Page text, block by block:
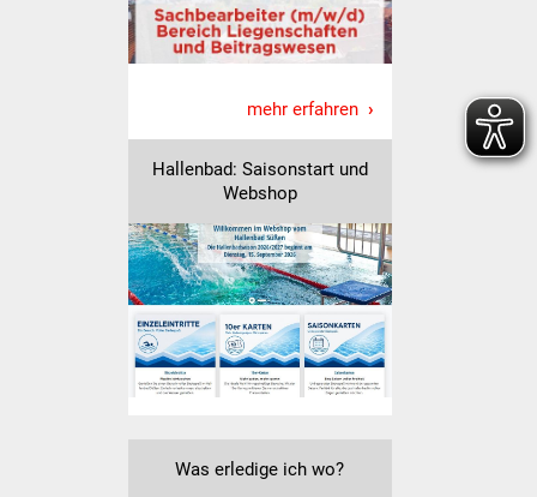
Tourismus
Erlebnisregion
Route der
Lebenslagen
Senioren
Stadtseniorenrat
Ältere
mehr erfahren
Hallenbad: Saisonstart und
Webshop
Was erledige ich wo?